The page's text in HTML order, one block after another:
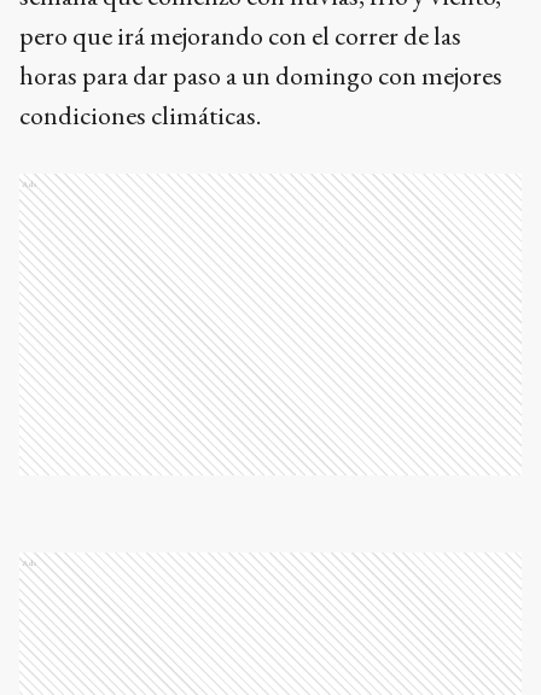
pero que irá mejorando con el correr de las
horas para dar paso a un domingo con mejores
condiciones climáticas.
Ads
Ads